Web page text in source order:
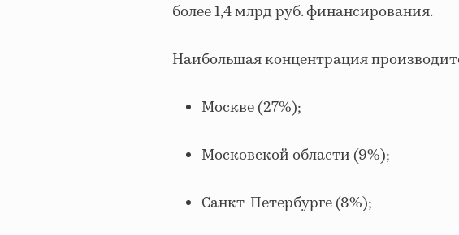
более 1,4 млрд руб. финансирования.
Наибольшая концентрация
Москве (27%);
Московской области (9%);
Санкт-Петербурге (8%);